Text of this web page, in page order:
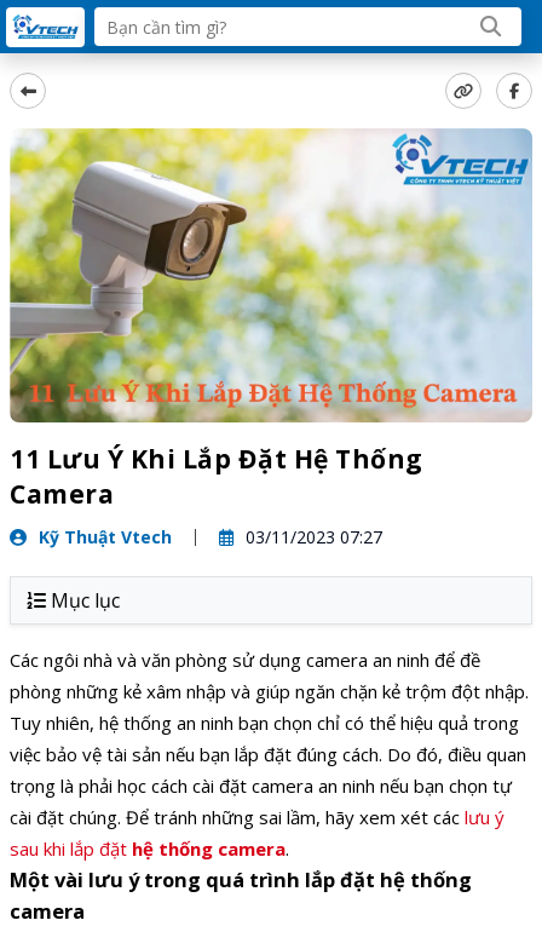
11 Lưu Ý Khi Lắp Đặt Hệ Thống
Camera
Kỹ Thuật Vtech 03/11/2023 07:27
Mục lục
Các ngôi nhà và văn phòng sử dụng camera an ninh để đề
phòng những kẻ xâm nhập và giúp ngăn chặn kẻ trộm đột nhập.
Tuy nhiên, hệ thống an ninh bạn chọn chỉ có thể hiệu quả trong
việc bảo vệ tài sản nếu bạn lắp đặt đúng cách. Do đó, điều quan
trọng là phải học cách cài đặt camera an ninh nếu bạn chọn tự
cài đặt chúng. Để tránh những sai lầm, hãy xem xét các lưu ý
sau khi lắp đặt hệ thống camera.
Một vài lưu ý trong quá trình lắp đặt hệ thống
camera